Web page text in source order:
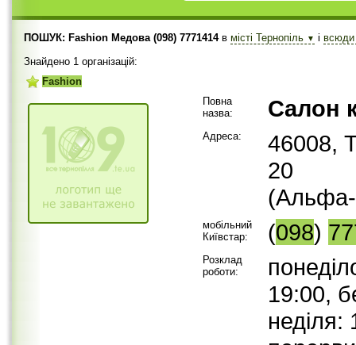
ПОШУК: Fashion Медова (098) 7771414в місті Тернопіль ▼ і
Знайдено 1 організацій:
Fashion
Повна
назва:
Cалон
Адреса:
46008,
20
мобільний
Київстар:
(098)
Розклад
роботи:
19:00,
неділя: